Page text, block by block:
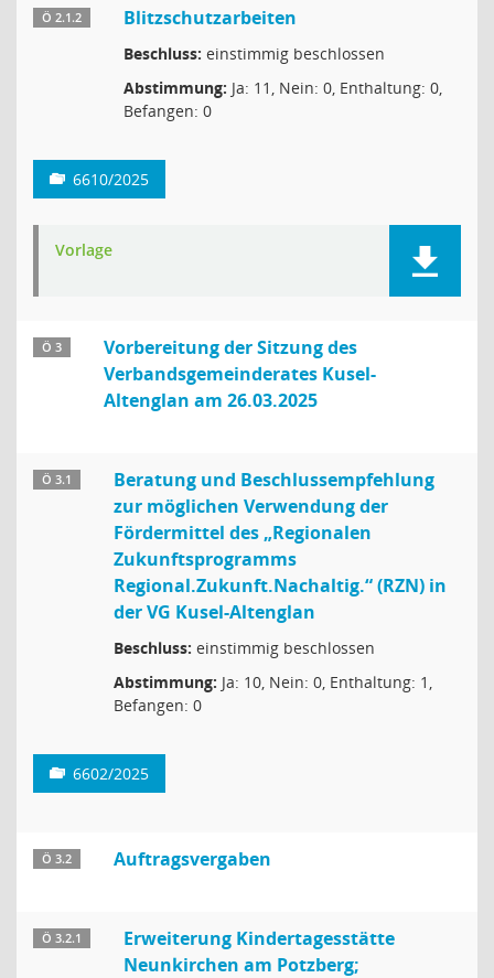
Ö 2.1.2 Blitzschutzarbeiten
Beschluss: einstimmig beschlossen
Abstimmung: Ja: 11, Nein: 0, Enthaltung: 0,
Befangen: 0
6610/2025
Vorlage
Ö 3
Vorbereitung der Sitzung des
Verbandsgemeinderates Kusel-
Altenglan am 26.03.2025
Ö 3.1
Beratung und Beschlussempfehlung
zur möglichen Verwendung der
Fördermittel des „Regionalen
Zukunftsprogramms
Regional.Zukunft.Nachaltig.“ (RZN) in
der VG Kusel-Altenglan
Beschluss: einstimmig beschlossen
Abstimmung: Ja: 10, Nein: 0, Enthaltung: 1,
Befangen: 0
6602/2025
Ö 3.2 Auftragsvergaben
Ö 3.2.1
Erweiterung Kindertagesstätte
Neunkirchen am Potzberg;